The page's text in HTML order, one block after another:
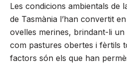
Les condicions ambientals de
de Tasmània l’han convertit
ovelles merines, brindant-li
com pastures obertes i fèrtils
factors són els que han